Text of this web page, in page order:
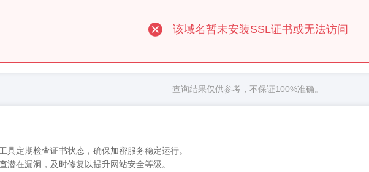
该域名暂未安装SSL证书或无法访问
查询结果仅供参考，不保证100%准确。
具定期检查证书状态，确保加密服务稳定运行。
潜在漏洞，及时修复以提升网站安全等级。